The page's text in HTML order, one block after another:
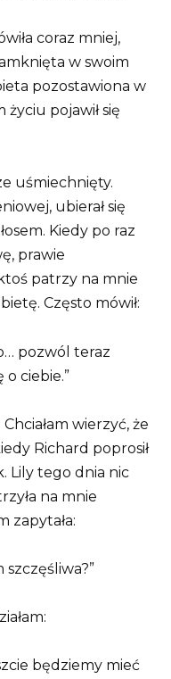
coraz mniej,
w swoim
pozostawiona w
pojawił się
uśmiechnięty.
ubierał się
Kiedy po raz
prawie
patrzy na mnie
Często mówił:
pozwól teraz
ciebie.”
Chciałam wierzyć, że
Richard poprosił
Lily tego dnia nic
na mnie
zapytała:
szczęśliwa?”
będziemy mieć